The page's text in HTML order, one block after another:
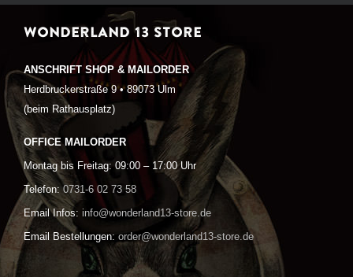
WONDERLAND 13 STORE
ANSCHRIFT SHOP & MAILORDER
Herdbruckerstraße 9 • 89073 Ulm
(beim Rathausplatz)
OFFICE MAILORDER
Montag bis Freitag: 09:00 – 17:00 Uhr
Telefon: 0731-6 02 73 58
Email Infos: info@wonderland13-store.de
Email Bestellungen: order@wonderland13-store.de